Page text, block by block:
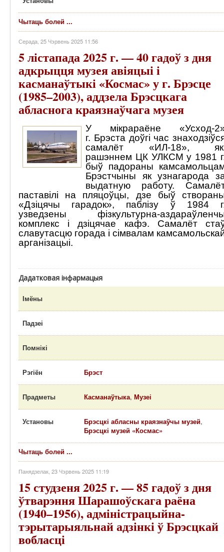
Чытаць болей ...
Серада, 25 Чэрвень 2025 11:56
5 лістапада 2025 г. — 40 гадоў з дня
адкрыцця музея авіяцыі і
касманаўтыкі «Космас» у г. Брэсце
(1985–2003), аддзела Брэсцкага
абласнога краязнаўчага музея
У мікрараёне «Усход-
г. Брэста доўгі час
самалёт «ИЛ-18»,
рашэннем ЦК УЛКСМ у 1981
быў падораны
Брэстчыны як узнагарода
выдатную работу.
паставілі на пляцоўцы, дзе быў
«Дзіцячы гарадок», паблізу ў 1984
узведзены фізкультурна-
комплекс і дзіцячае кафэ. Самалёт
славутасцю горада і сімвалам
арганізацыі.
Дадатковая інфармацыя
Імёны
Падзеі
Помнікі
Рэгіён Брэст
Прадметы Касманаўтыка,Музеі
Установы Брэсцкі абласны краязнаўчы музей,
Брэсцкі музей «Космас»
Чытаць болей ...
Панядзелак, 23 Чэрвень 2025 11:19
15 студзеня 2025 г. — 85 гадоў з дня
ўтварэння Шарашоўскага раёна
(1940–1956), адміністрацыйна-
тэрытарыяльнай адзінкі ў Брэсцкай
вобласці